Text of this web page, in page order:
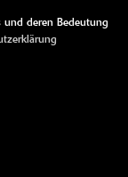
und deren Bedeutung